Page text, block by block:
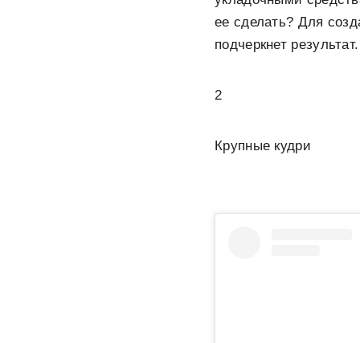
ее сделать? Для
подчеркнет результат.
2
Крупные кудри